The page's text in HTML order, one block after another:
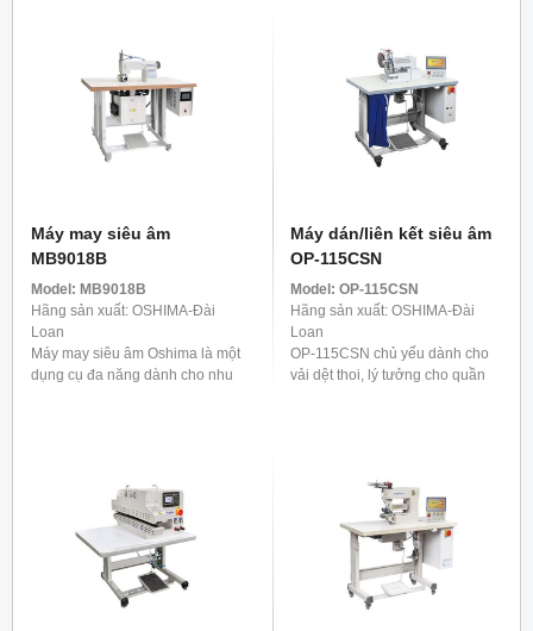
Máy may siêu âm
MB9018B
Model: MB9018B
Hãng sản xuất: OSHIMA-Đài
Loan
Máy may siêu âm Oshima là một
dụng cụ đa năng dành cho nhu
Máy dán/liên kết siêu âm
OP-115CSN
Model: OP-115CSN
Hãng sản xuất: OSHIMA-Đài
Loan
OP-115CSN chủ yếu dành cho
vải dệt thoi, lý tưởng cho quần